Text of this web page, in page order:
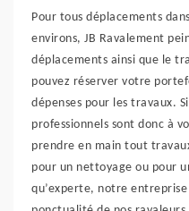
Pour tous déplacements
environs, JB Ravalement
déplacements ainsi que le
pouvez réserver votre
dépenses pour les travaux.
professionnels sont donc à
prendre en main tout
pour un nettoyage ou pour
qu’experte, notre